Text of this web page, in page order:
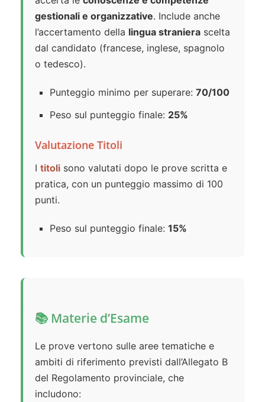
gestionali e organizzative. Include anche
l’accertamento della lingua straniera scelta
dal candidato (francese, inglese, spagnolo
o tedesco).
Punteggio minimo per superare: 70/100
Peso sul punteggio finale: 25%
Valutazione Titoli
I titoli sono valutati dopo le prove scritta e
pratica, con un punteggio massimo di 100
punti.
Peso sul punteggio finale: 15%
📚 Materie d’Esame
Le prove vertono sulle aree tematiche e
ambiti di riferimento previsti dall’Allegato B
del Regolamento provinciale, che
includono: